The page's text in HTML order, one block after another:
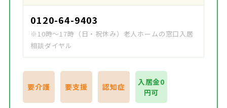
0120-64-9403
※10時～17時（日・祝休み）老人ホームの窓口入居
相談ダイヤル
要介護 要支援 認知症
入居金0
円可